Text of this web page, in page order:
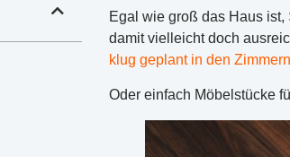
Egal wie groß das Haus ist,
damit vielleicht doch
klug geplant in den Zimmern
Oder einfach Möbelstücke